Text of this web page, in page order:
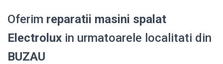
Oferim reparatii masini spalat
Electrolux in urmatoarele localitati din
BUZAU